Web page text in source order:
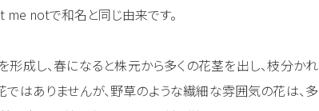
me notで和名と同じ由来です。
形成し、春になると株元から多くの花茎を出し、枝分かれ
ではありませんが、野草のような繊細な雰囲気の花は、多